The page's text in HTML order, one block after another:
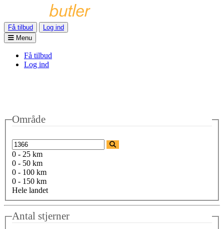
Få tilbud
Log ind
Menu
Få tilbud
Log ind
Område
0 - 25 km
0 - 50 km
0 - 100 km
0 - 150 km
Hele landet
Antal stjerner